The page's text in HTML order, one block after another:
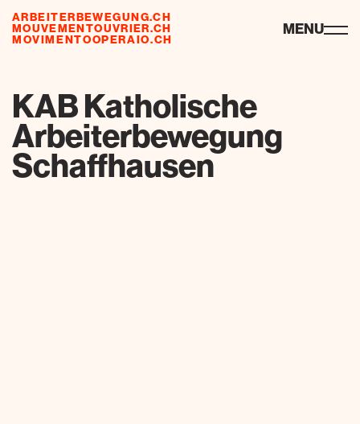
ARBEITERBEWEGUNG.CH
MOUVEMENTOUVRIER.CH
MOVIMENTOOPERAIO.CH
ressources MENU
KAB Katholische
Arbeiterbewegung
Schaffhausen